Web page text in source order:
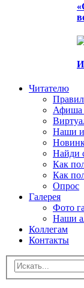
Читателю
Афиша
Наши
Найди
Как
Как
Опрос
Галерея
Фото
Наши
Коллегам
Контакты